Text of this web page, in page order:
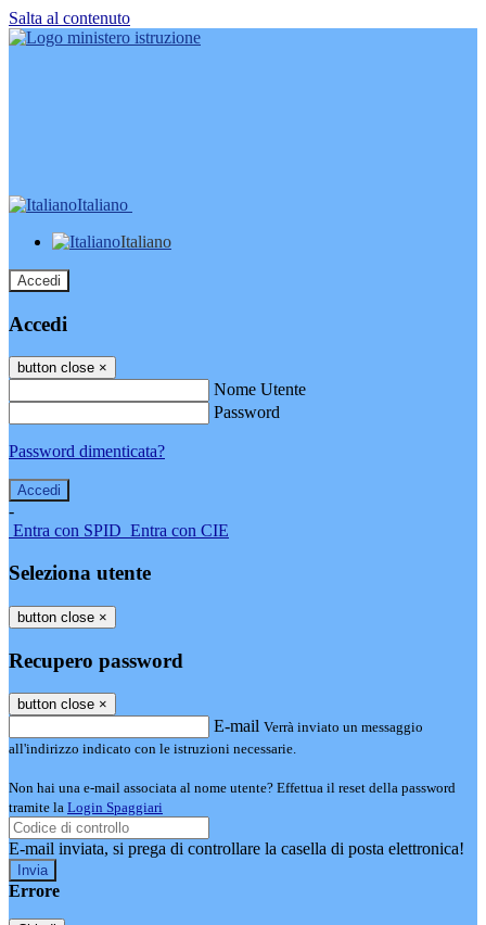
Salta al contenuto
Italiano
Italiano
Accedi
Accedi
button close ×
Nome Utente
Password
Password dimenticata?
-
Entra con SPID Entra con CIE
Seleziona utente
button close ×
Recupero password
button close ×
E-mail Verrà inviato un messaggio
all'indirizzo indicato con le istruzioni necessarie.
Non hai una e-mail associata al nome utente? Effettua il reset della password
tramite la Login Spaggiari
E-mail inviata, si prega di controllare la casella di posta elettronica!
Errore